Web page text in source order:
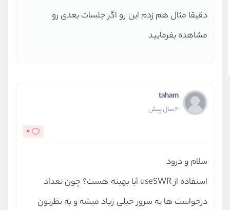
دقیقا مثال هم زدم این رو اگر جلسات بعدی رو
مشاهده بفرمایید
taham
4 سال پیش
0
سلام و درود
استفاده از useSWR آیا بهینه هست؟ چون تعداد
درخواست ها به سرور خیلی زیاد میشه و به نظرتون